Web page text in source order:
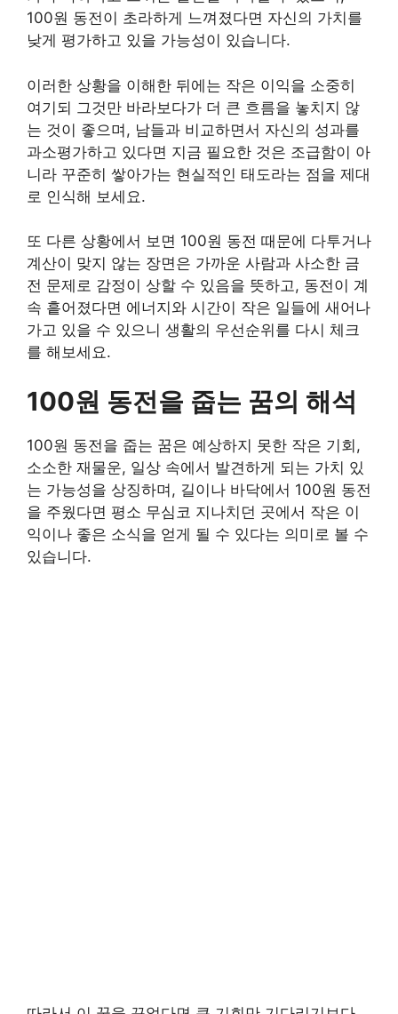
100원 동전이 초라하게 느껴졌다면 자신의 가치를
낮게 평가하고 있을 가능성이 있습니다.
이러한 상황을 이해한 뒤에는 작은 이익을 소중히
여기되 그것만 바라보다가 더 큰 흐름을 놓치지 않
는 것이 좋으며, 남들과 비교하면서 자신의 성과를
과소평가하고 있다면 지금 필요한 것은 조급함이 아
니라 꾸준히 쌓아가는 현실적인 태도라는 점을 제대
로 인식해 보세요.
또 다른 상황에서 보면 100원 동전 때문에 다투거나
계산이 맞지 않는 장면은 가까운 사람과 사소한 금
전 문제로 감정이 상할 수 있음을 뜻하고, 동전이 계
속 흩어졌다면 에너지와 시간이 작은 일들에 새어나
가고 있을 수 있으니 생활의 우선순위를 다시 체크
를 해보세요.
100원 동전을 줍는 꿈의 해석
100원 동전을 줍는 꿈은 예상하지 못한 작은 기회,
소소한 재물운, 일상 속에서 발견하게 되는 가치 있
는 가능성을 상징하며, 길이나 바닥에서 100원 동전
을 주웠다면 평소 무심코 지나치던 곳에서 작은 이
익이나 좋은 소식을 얻게 될 수 있다는 의미로 볼 수
있습니다.